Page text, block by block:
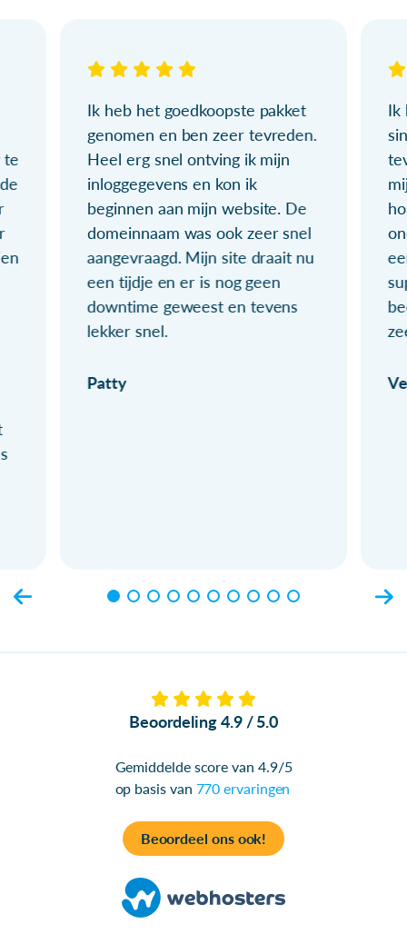
te
Ik heb het goedkoopste pakket
genomen en ben zeer tevreden.
Heel erg snel ontving ik mijn
inloggegevens en kon ik
beginnen aan mijn website. De
domeinnaam was ook zeer snel
aangevraagd. Mijn site draait nu
een tijdje en er is nog geen
downtime geweest en tevens
lekker snel.
Patty
Ik
Beoordeling 4.9 / 5.0
Gemiddelde score van 4.9/5
op basis van 770 ervaringen
Beoordeel ons ook!